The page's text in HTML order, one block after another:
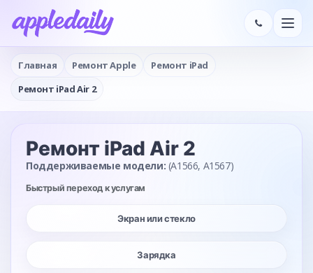
Главная Ремонт Apple
Ремонт iPad
Ремонт iPad Air 2
Ремонт iPad Air 2
Поддерживаемые модели: (A1566, A1567)
Быстрый переход к услугам
Экран или стекло
Зарядка